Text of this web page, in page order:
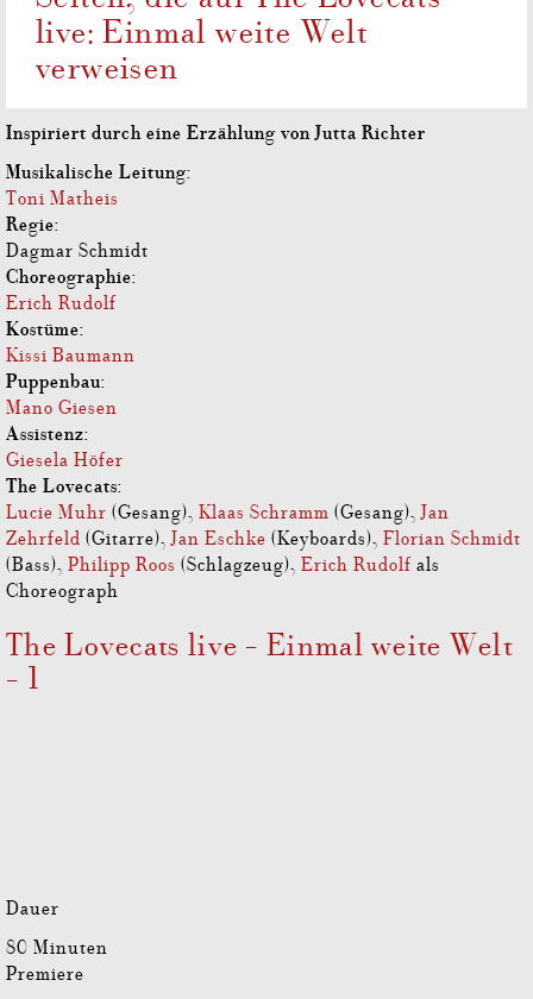
live: Einmal weite Welt
verweisen
Inspiriert durch eine Erzählung von Jutta Richter
Musikalische Leitung:
Toni Matheis
Regie:
Dagmar Schmidt
Choreographie:
Erich Rudolf
Kostüme:
Kissi Baumann
Puppenbau:
Mano Giesen
Assistenz:
Giesela Höfer
The Lovecats:
Lucie Muhr (Gesang), Klaas Schramm (Gesang),Jan
Zehrfeld (Gitarre),Jan Eschke (Keyboards), Florian Schmidt
(Bass), Philipp Roos (Schlagzeug), Erich Rudolf als
Choreograph
The Lovecats live - Einmal weite Welt
- 1
Dauer
80 Minuten
Premiere